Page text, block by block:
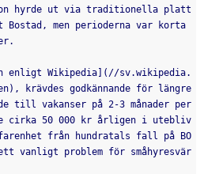
hyrde ut via traditionella platt
Bostad, men perioderna var korta
enligt Wikipedia](//sv.wikipedia.
krävdes godkännande för längre
till vakanser på 2-3 månader per
cirka 50 000 kr årligen i utebliv
från hundratals fall på BO
vanligt problem för småhyresvär